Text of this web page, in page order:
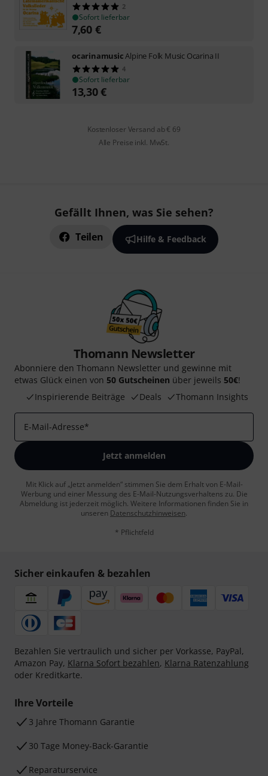
2
Sofort lieferbar
7,60 €
ocarinamusicAlpine Folk Music Ocarina II
4
Sofort lieferbar
13,30€
Kostenloser Versand ab € 69
Alle Preise inkl. MwSt.
Gefällt Ihnen, was Sie sehen?
Teilen Hilfe & Feedback
Thomann Newsletter
Abonniere den Thomann Newsletter und gewinne mit
etwas Glück einen von 50 Gutscheinen über jeweils 50€!
Inspirierende Beiträge
Deals Thomann Insights
E-Mail-Adresse*
Jetzt anmelden
Mit Klick auf „Jetzt anmelden“ stimmen Sie dem Erhalt von E-Mail-
Werbung und einer Messung des E-Mail-Nutzungsverhaltens zu. Die
Abmeldung ist jederzeit möglich. Weitere Informationen finden Sie in
unseren Datenschutzhinweisen.
* Pflichtfeld
Sicher einkaufen & bezahlen
Bezahlen Sie vertraulich und sicher per Vorkasse, PayPal,
Amazon Pay, Klarna Sofort bezahlen, Klarna Ratenzahlung
oder Kreditkarte.
Ihre Vorteile
3 Jahre Thomann Garantie
30 Tage Money-Back-Garantie
Reparaturservice